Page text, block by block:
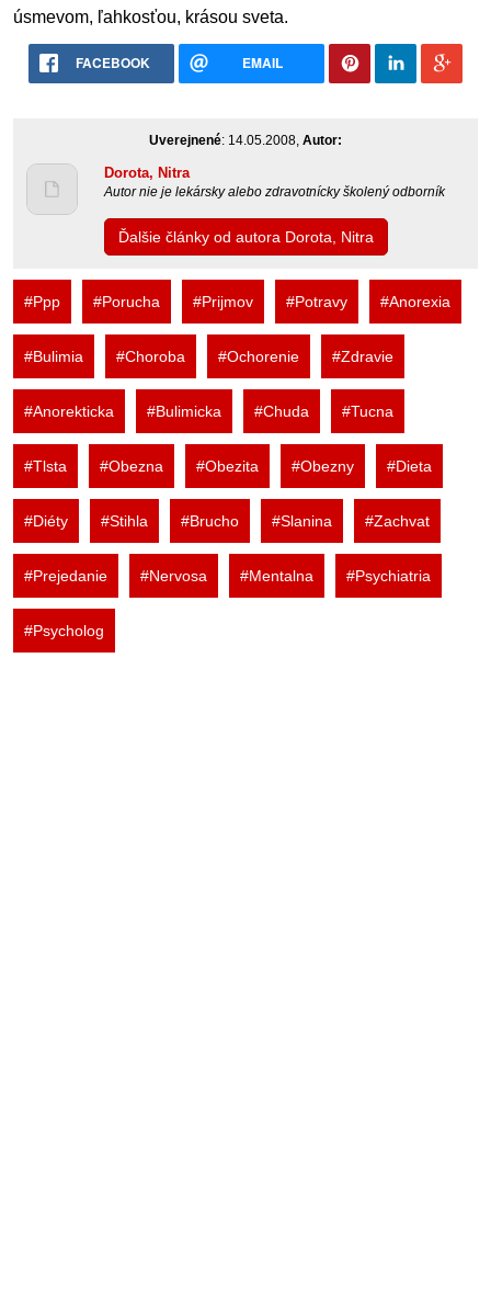
úsmevom, ľahkosťou, krásou sveta.
FACEBOOK EMAIL
Uverejnené: 14.05.2008, Autor:
Dorota, Nitra
Autor nie je lekársky alebo zdravotnícky školený odborník
Ďalšie články od autora Dorota, Nitra
#Ppp #Porucha #Prijmov #Potravy #Anorexia
#Bulimia #Choroba #Ochorenie #Zdravie
#Anorekticka #Bulimicka #Chuda #Tucna
#Tlsta #Obezna #Obezita #Obezny #Dieta
#Diéty #Stihla #Brucho #Slanina #Zachvat
#Prejedanie #Nervosa #Mentalna #Psychiatria
#Psycholog